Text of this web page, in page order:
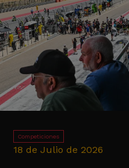
Competiciones
18 de Julio de 2026